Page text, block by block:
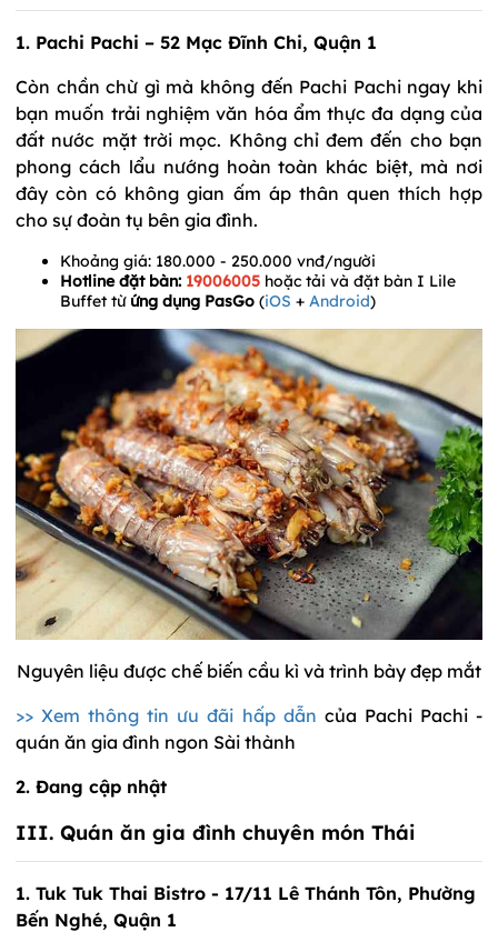
1. Pachi Pachi – 52 Mạc Đĩnh Chi, Quận 1
Còn chần chừ gì mà không đến Pachi Pachi ngay khi
bạn muốn trải nghiệm văn hóa ẩm thực đa dạng của
đất nước mặt trời mọc. Không chỉ đem đến cho bạn
phong cách lẩu nướng hoàn toàn khác biệt, mà nơi
đây còn có không gian ấm áp thân quen thích hợp
cho sự đoàn tụ bên gia đình.
Khoảng giá: 180.000 - 250.000 vnđ/người
Hotline đặt bàn: 19006005 hoặc tải và đặt bàn I Lile
Buffet từứng dụng PasGo (iOS + Android)
Nguyên liệu được chế biến cầu kì và trình bày đẹp mắt
>> Xem thông tin ưu đãi hấp dẫn của Pachi Pachi -
quán ăn gia đình ngon Sài thành
2. Đang cập nhật
III. Quán ăn gia đình chuyên món Thái
1. Tuk Tuk Thai Bistro - 17/11 Lê Thánh Tôn, Phường
Bến Nghé, Quận 1